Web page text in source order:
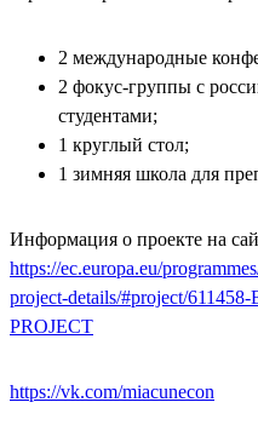
2 международные
2 фокус-группы с
студентами;
1 круглый стол;
1 зимняя школа для
Информация о проекте на
https://ec.europa.eu/
project-details/#project/
PROJECT
https://vk.com/miacunecon